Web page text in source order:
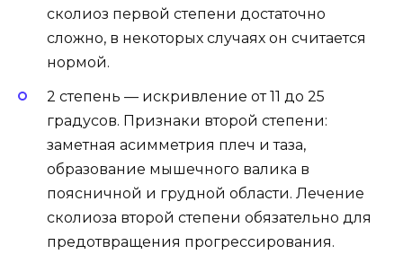
сколиоз первой степени достаточно
сложно, в некоторых случаях он считается
нормой.
2 степень — искривление от 11 до 25
градусов. Признаки второй степени:
заметная асимметрия плеч и таза,
образование мышечного валика в
поясничной и грудной области. Лечение
сколиоза второй степени обязательно для
предотвращения прогрессирования.